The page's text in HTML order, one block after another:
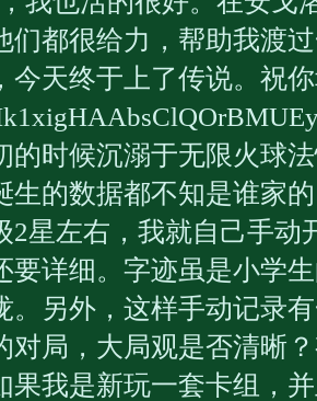
们都很给力，帮助我渡
今天终于上了传说。祝
的时候沉溺于无限火球
生的数据都不知是谁家
2星左右，我就自己手动
要详细。字迹虽是小学
。另外，这样手动记录
对局，大局观是否清晰
果我是新玩一套卡组，